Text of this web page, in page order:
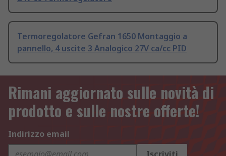
Termoregolatore Gefran 1650 Montaggio a
pannello, 4 uscite 3 Analogico 27V ca/cc PID
Rimani aggiornato sulle novità di
prodotto e sulle nostre offerte!
Indirizzo email